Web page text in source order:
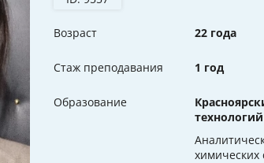
Возраст 22 года
Стаж преподавания 1 год
Образование
химических